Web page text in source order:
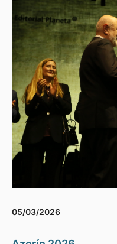
05/03/2026